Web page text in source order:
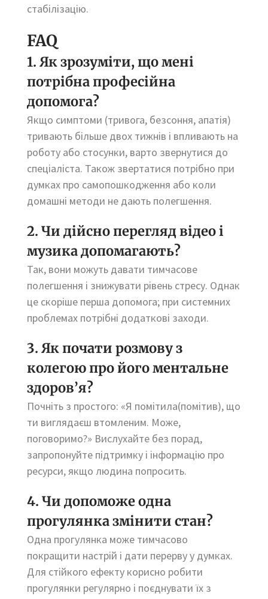
стабілізацію.
FAQ
1. Як зрозуміти, що мені
потрібна професійна
допомога?
Якщо симптоми (тривога, безсоння, апатія)
тривають більше двох тижнів і впливають на
роботу або стосунки, варто звернутися до
спеціаліста. Також звертатися потрібно при
думках про самопошкодження або коли
домашні методи не дають полегшення.
2. Чи дійсно перегляд відео і
музика допомагають?
Так, вони можуть давати тимчасове
полегшення і знижувати рівень стресу. Однак
це скоріше перша допомога; при системних
проблемах потрібні додаткові заходи.
3. Як почати розмову з
колегою про його ментальне
здоров’я?
Почніть з простого: «Я помітила(помітив), що
ти виглядаєш втомленим. Може,
поговоримо?» Вислухайте без порад,
запропонуйте підтримку і інформацію про
ресурси, якщо людина попросить.
4. Чи допоможе одна
прогулянка змінити стан?
Одна прогулянка може тимчасово
покращити настрій і дати перерву у думках.
Для стійкого ефекту корисно робити
прогулянки регулярно і поєднувати їх з